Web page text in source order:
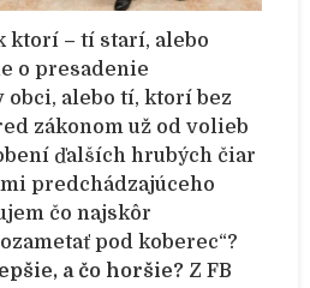
ktorí – tí starí, alebo
o presadenie
alebo tí, ktorí bez
zákonom už od volieb
ďalších hrubých čiar
predchádzajúceho
čo najskôr
pod koberec“?
a čo horšie? Z FB